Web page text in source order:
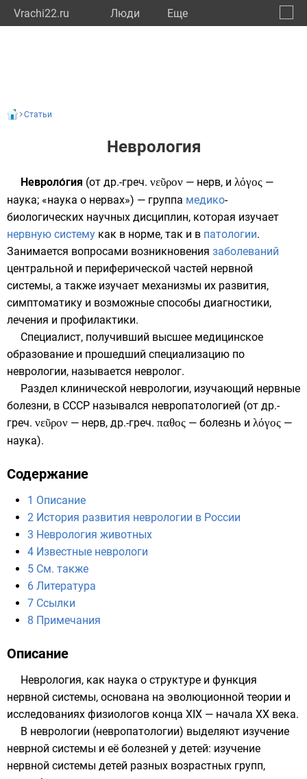
Vrachi22.ru Люди Eще
Статьи
Неврология
Невроло́гия (от др.-греч. νεῦρον — нерв, и λόγος —
наука; «наука о нервах») — группа медико-
биологических научных дисциплин, которая изучает
нервную систему как в норме, так и в патологии.
Занимается вопросами возникновения заболеваний
центральной и периферической частей нервной
системы, а также изучает механизмы их развития,
симптоматику и возможные способы диагностики,
лечения и профилактики.
Специалист, получивший высшее медицинское
образование и прошедший специализацию по
неврологии, называется невролог.
Раздел клинической неврологии, изучающий нервные
болезни, в СССР назывался невропатологией (от др.-
греч. νεῦρον — нерв, др.-греч. παθος — болезнь и λόγος —
наука).
Содержание
1 Описание
2 История развития неврологии в России
3 Неврология животных
4 Известные неврологи
5 См. также
6 Литература
7 Ссылки
8 Примечания
Описание
Неврология, как наука о структуре и функция
нервной системы, основана на эволюционной теории и
исследованиях физиологов конца XIX — начала XX века.
В неврологии (невропатологии) выделяют изучение
неврной системы и её болезней у детей: изучение
нервной системы детей разных возрастных групп,